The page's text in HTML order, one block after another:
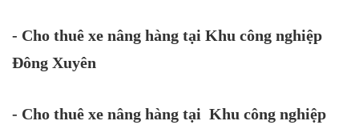
- Cho thuê xe nâng hàng tại Khu công nghiệp
Đông Xuyên
- Cho thuê xe nâng hàng tại Khu công nghiệp